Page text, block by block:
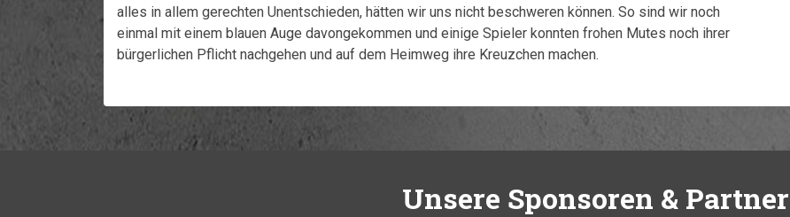
alles in allem gerechten Unentschieden, hätten wir uns nicht beschweren können. So sind wir noch
einmal mit einem blauen Auge davongekommen und einige Spieler konnten frohen Mutes noch ihrer
bürgerlichen Pflicht nachgehen und auf dem Heimweg ihre Kreuzchen machen.
Unsere Sponsoren & Partner